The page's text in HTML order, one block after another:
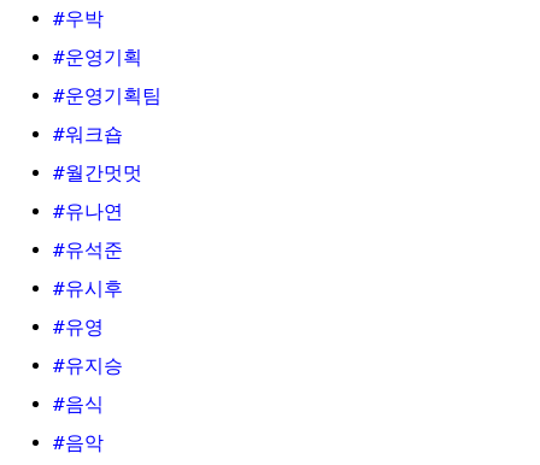
#우박
#운영기획
#운영기획팀
#워크숍
#월간멋멋
#유나연
#유석준
#유시후
#유영
#유지승
#음식
#음악